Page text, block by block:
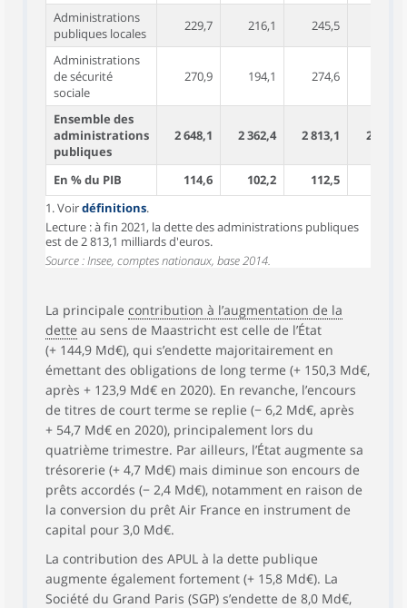
Administrations
publiques locales
229,7 216,1 245,5
Administrations
de sécurité
sociale
270,9 194,1 274,6
Ensemble des
administrations
publiques
2 648,1 2 362,4 2 813,1 2 524,4
En % du PIB 114,6 102,2 112,5
1. Voirdéfinitions.
Lecture : à fin 2021, la dette des administrations publiques
est de 2 813,1 milliards d'euros.
Source : Insee, comptes nationaux, base 2014.
La principale contribution à l’augmentation de la
dette au sens de Maastricht est celle de l’État
(+ 144,9 Md€), qui s’endette majoritairement en
émettant des obligations de long terme (+ 150,3 Md€,
après + 123,9 Md€ en 2020). En revanche, l’encours
de titres de court terme se replie (− 6,2 Md€, après
+ 54,7 Md€ en 2020), principalement lors du
quatrième trimestre. Par ailleurs, l’État augmente sa
trésorerie (+ 4,7 Md€) mais diminue son encours de
prêts accordés (− 2,4 Md€), notamment en raison de
la conversion du prêt Air France en instrument de
capital pour 3,0 Md€.
La contribution des APUL à la dette publique
augmente également fortement (+ 15,8 Md€). La
Société du Grand Paris (SGP) s’endette de 8,0 Md€,